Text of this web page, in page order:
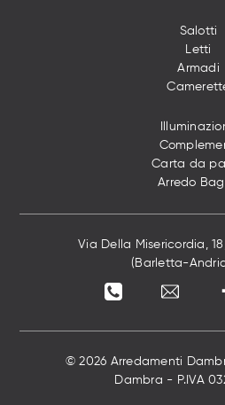
Salotti
Letti
Armadi
Carta da
Arredo
Via Della Misericordia,
(Barletta-
© 2026 Arredamenti
Dambra - P.IVA